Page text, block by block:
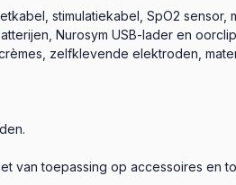
stimulatiekabel, SpO2
Nurosym USB-lader en
zelfklevende elektroden,
van toepassing op accessoires